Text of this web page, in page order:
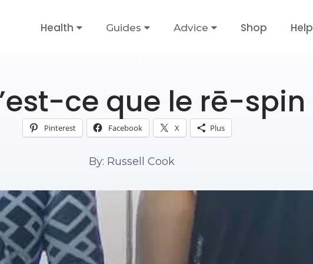
Health Guides Advice Shop Help
ce que le rē-spin
Pinterest Facebook X Plus
By: Russell Cook